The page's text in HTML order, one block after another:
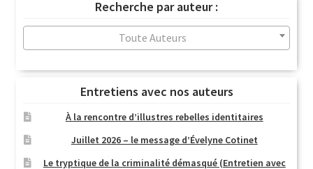
Recherche par auteur :
Toute Auteurs
Entretiens avec nos auteurs
À la rencontre d’illustres rebelles identitaires
Juillet 2026 – le message d’Évelyne Cotinet
Le tryptique de la criminalité démasqué (Entretien avec